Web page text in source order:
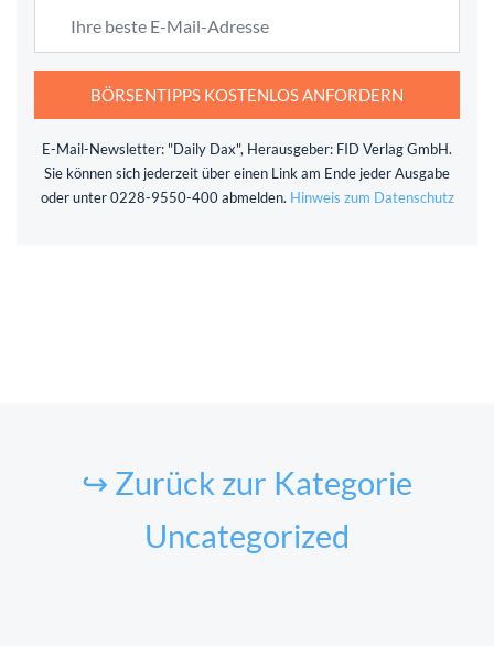
BÖRSENTIPPS KOSTENLOS ANFORDERN
E-Mail-Newsletter: "Daily Dax", Herausgeber: FID Verlag GmbH.
Sie können sich jederzeit über einen Link am Ende jeder Ausgabe
oder unter 0228-9550-400 abmelden. Hinweis zum Datenschutz
↪ Zurück zur Kategorie
Uncategorized